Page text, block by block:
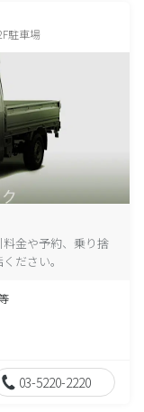
駐車場
金や予約、乗り捨
ださい。
03-5220-2220